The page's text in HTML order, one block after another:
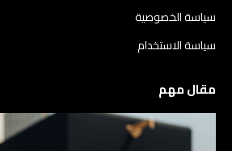
سياسة الخصوصية
سياسة الاستخدام
مقال مهم